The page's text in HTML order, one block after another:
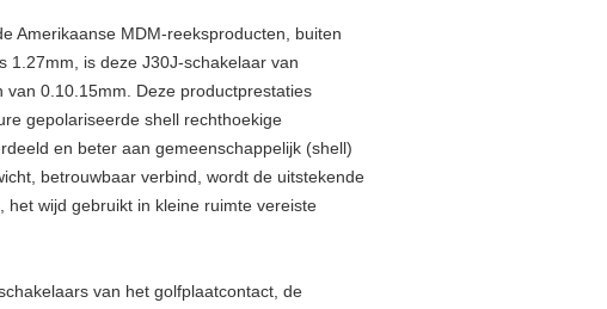
Amerikaanse MDM-reeksproducten, buiten
1.27mm, is deze J30J-schakelaar van
0.10.15mm. Deze productprestaties
gepolariseerde shell rechthoekige
en beter aan gemeenschappelijk (shell)
betrouwbaar verbind, wordt de uitstekende
wijd gebruikt in kleine ruimte vereiste
van het golfplaatcontact, de